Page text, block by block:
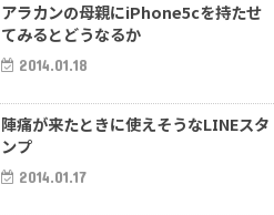
アラカンの母親にiPhone5cを持たせ
てみるとどうなるか
2014.01.18
陣痛が来たときに使えそうなLINEスタ
ンプ
2014.01.17